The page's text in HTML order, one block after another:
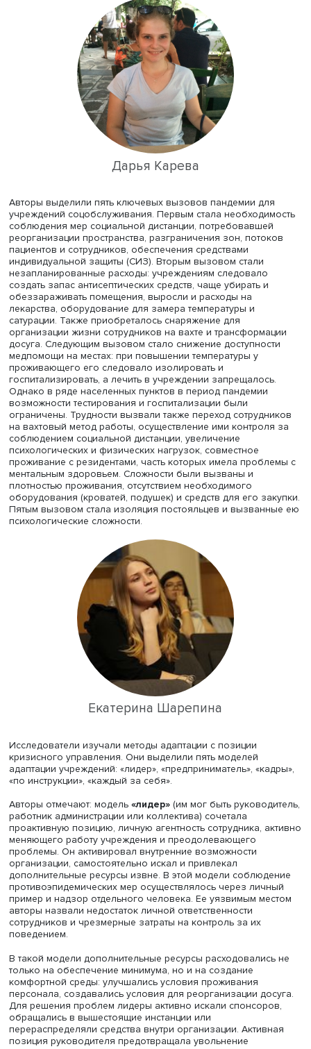
Авторы отмечают: в условиях пандемии инфекции,
опасной для пожилых людей, учреждения их
содержания по всему миру испытали серьезные
борьбе с ее распространением из-за отсутствия опыта
преодоления подобных кризисов.
В России первые официальные рекомендации для
учреждений были опубликованы 6 апреля 2020 года,
подробные — спустя месяц, в разгар первой волны
поэтому адаптация деятельности к резко изменившейся
ситуации во многом стала задачей самих организаций.
Дарья Карева
Авторы выделили пять ключевых вызовов пандемии
учреждений соцобслуживания. Первым стала
соблюдения мер социальной дистанции,
реорганизации пространства, разграничения зон,
пациентов и сотрудников, обеспечения средствами
индивидуальной защиты (СИЗ). Вторым вызовом стали
незапланированные расходы: учреждениям следовало
создать запас антисептических средств, чаще убирать и
обеззараживать помещения, выросли и расходы на
лекарства, оборудование для замера температуры и
сатурации. Также приобреталось снаряжение для
организации жизни сотрудников на вахте и
досуга. Следующим вызовом стало снижение
медпомощи на местах: при повышении температуры у
проживающего его следовало изолировать и
госпитализировать, а лечить в учреждении
Однако в ряде населенных пунктов в период пандемии
возможности тестирования и госпитализации были
ограничены. Трудности вызвали также переход
на вахтовый метод работы, осуществление ими
соблюдением социальной дистанции, увеличение
психологических и физических нагрузок, совместное
проживание с резидентами, часть которых имела
ментальным здоровьем. Сложности были вызваны и
оборудования (кроватей, подушек) и средств для его
Пятым вызовом стала изоляция постояльцев и
психологические сложности.
Екатерина Шарепина
Исследователи изучали методы адаптации с позиции
кризисного управления. Они выделили пять моделей